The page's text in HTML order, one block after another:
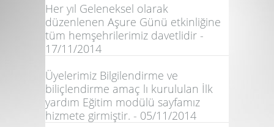
Her yıl Geleneksel olarak
düzenlenen Aşure Günü etkinliğine
tüm hemşehrilerimiz davetlidir -
17/11/2014
Üyelerimiz Bilgilendirme ve
biliçlendirme amaç lı kurululan İlk
yardım Eğitim modülü sayfamız
hizmete girmiştir. - 05/11/2014